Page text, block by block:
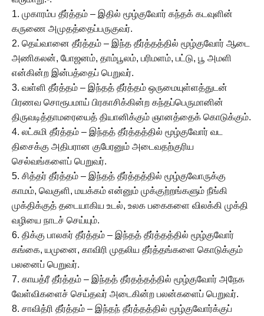
1. முகாரம்ப தீர்த்தம் – இதில் மூழ்குவோர் கந்தக் கடவுளின்
கருணை அமுதத்தைப்பருகுவர்.
2. தெய்வானை தீர்த்தம் – இந்த தீர்த்தத்தில் மூழ்குவோர் ஆடை
அணிகலன், போஜனம், தாம்பூலம், பரிமளம், பட்டு, பூ அமளி
என்கின்ற இன்பத்தைப் பெறுவர்.
3. வள்ளி தீர்த்தம் – இந்தத் தீர்த்தம் ஒருமையுள்ளத்துடன்
பிரணவ சொரூபமாய் பிரகாசிக்கின்ற கந்தப்பெருமானின்
திருவடித்தாமரையைத் தியானிக்கும் ஞானத்தைக் கொடுக்கும்.
4. லட்சுமி தீர்த்தம் – இந்தத் தீர்த்தத்தில் மூழ்குவோர் வட
திசைக்கு அதிபரான குபேரனும் அடைவதற்குரிய
செல்வங்களைப் பெறுவர்.
5. சித்தர் தீர்த்தம் – இந்தத் தீர்த்தத்தில் மூழ்குவோருக்கு
காமம், வெகுளி, மயக்கம் என்னும் முக்குற்றங்களும் நீங்கி
முக்திக்குத் தடையாகிய உடல், உலக பகைகளை விலக்கி முக்தி
வழியை நாடச் செய்யும்.
6. திக்கு பாலகர் தீர்த்தம் – இந்தத் தீர்த்தத்தில் மூழ்குவோர்
கங்கை, யமுனை, காவிரி முதலிய தீர்த்தங்களை கொடுக்கும்
பலனைப் பெறுவர்.
7. காயத்ரீ தீர்த்தம் – இந்தத் தீர்தத்தத்தில் மூழ்குவோர் அநேக
வேள்விகளைச் செய்தவர் அடைகின்ற பலன்களைப் பெறுவர்.
8. சாவித்ரி தீர்த்தம் – இந்தந் தீர்த்தத்தில் மூழ்குவோர்க்குப்